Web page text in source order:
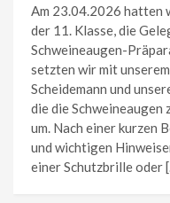
Am 23.04.2026 hatten
der 11. Klasse, die
Schweineaugen-
setzten wir mit
Scheidemann und
die die
um. Nach einer kurzen
und wichtigen
einer Schutzbrille oder